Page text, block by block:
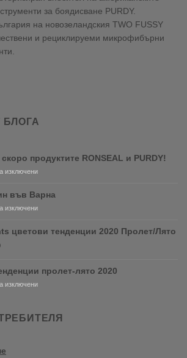
за боядисване PURDY.
на новозеландския TWO FUSSY
и рециклируеми микрофибърни
БЛОГА
продуктите RONSEAL и PURDY!
изключениза
RONSEAL
PURDY!
във Варна
изключениза
цветови тенденции 2020 Пролет/Лято
цветови
тенденции
Лято
пролет-лято 2020
изключениза
пролет-